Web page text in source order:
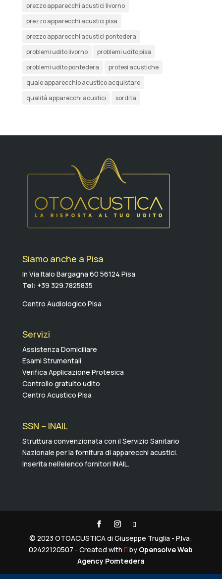
prezzo apparecchi acustici livorno
prezzo apparecchi acustici pisa
prezzo apparecchi acustici pontedera
problemi udito livorno
problemi udito pisa
problemi udito pontedera
protesi acustiche
quale apparecchio acustico acquistare
qualità apparecchi acustici
sordità
Siamo anche a Pisa
In Via Italo Bargagna 60 56124 Pisa
Tel: +39 329.7825835
Centro Audiologico Pisa
Servizi
Assistenza Domiciliare
Esami Strumentali
Verifica Applicazione Protesica
Controllo gratuito udito
Centro Acustico Pisa
SSN – INAIL
Struttura convenzionata con il Servizio Sanitario
Nazionale per la fornitura di apparecchi acustici.
Inserita nell’elenco fornitori INAIL.
© 2023 OTOACUSTICA di Giuseppe Truglia - P.Iva:
02422120507 - Created with  by OpensolveWeb
Agency Pomtedera